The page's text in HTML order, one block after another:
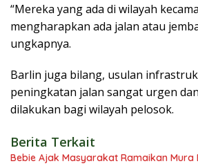
“Mereka yang ada di wilayah
mengharapkan ada jalan atau
ungkapnya.
Barlin juga bilang, usulan
peningkatan jalan sangat urgen
dilakukan bagi wilayah pelosok.
Berita Terkait
Bebie Ajak Masyarakat Ramaikan Mura